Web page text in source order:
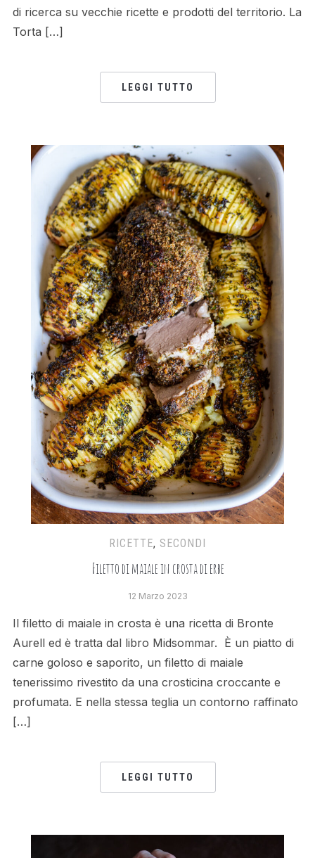
di ricerca su vecchie ricette e prodotti del territorio. La
Torta […]
LEGGI TUTTO
RICETTE, SECONDI
Filetto di maiale in crosta di erbe
12 Marzo 2023
Il filetto di maiale in crosta è una ricetta di Bronte
Aurell ed è tratta dal libro Midsommar. È un piatto di
carne goloso e saporito, un filetto di maiale
tenerissimo rivestito da una crosticina croccante e
profumata. E nella stessa teglia un contorno raffinato
[…]
LEGGI TUTTO